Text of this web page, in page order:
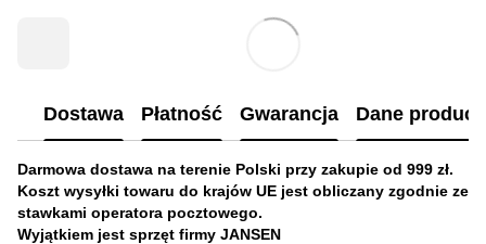
Dostawa Płatność Gwarancja Dane
Darmowa dostawa na terenie Polski przy zakupie od 999 zł.
Koszt wysyłki towaru do krajów UE jest obliczany zgodnie ze
stawkami operatora pocztowego.
Wyjątkiem jest sprzęt firmy JANSEN